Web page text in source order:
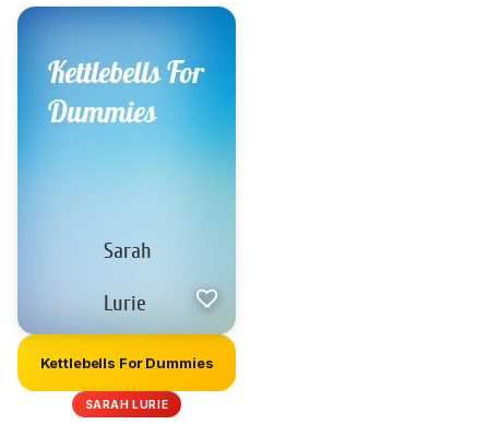
Kettlebells For Dummies
SARAH LURIE